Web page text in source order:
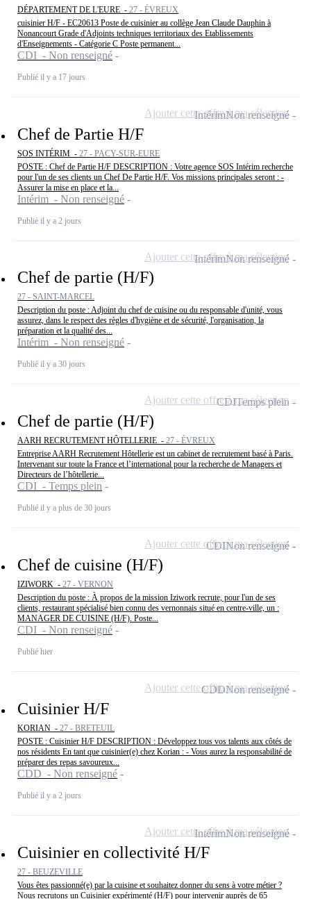
DÉPARTEMENT DE L'EURE - 27 - ÉVREUX
cuisinier H/F - EC20613 Poste de cuisinier au collège Jean Claude Dauphin à
Nonancourt Grade d'Adjoints techniques territoriaux des Etablissements
d'Enseignements - Catégorie C Poste permanent...
CDI - Non renseigné
Publié il y a 17 jours
Chef de Partie H/F
SOS INTÉRIM - 27 - PACY-SUR-EURE
POSTE : Chef de Partie H/F DESCRIPTION : Votre agence SOS Intérim recherche
pour l'un de ses clients un Chef De Partie H/F. Vos missions principales seront : -
Assurer la mise en place et la...
Intérim - Non renseigné
Publié il y a 2 jours
IntérimNon renseigné
Ajouter cette offre à ma sélection
Chef de partie (H/F)
27 - SAINT-MARCEL
Description du poste : Adjoint du chef de cuisine ou du responsable d'unité, vous
assurez, dans le respect des règles d'hygiène et de sécurité, l'organisation, la
préparation et la qualité des...
Intérim - Non renseigné
Publié il y a 30 jours
IntérimNon renseigné
Ajouter cette offre à ma sélection
Chef de partie (H/F)
AARH RECRUTEMENT HÔTELLERIE - 27 - ÉVREUX
Entreprise AARH Recrutement Hôtellerie est un cabinet de recrutement basé à Paris.
Intervenant sur toute la France et l’international pour la recherche de Managers et
Directeurs de l’hôtellerie...
CDI - Temps plein
Publié il y a plus de 30 jours
CDITemps plein
Ajouter cette offre à ma sélection
Chef de cuisine (H/F)
IZIWORK - 27 - VERNON
Description du poste : À propos de la mission Iziwork recrute, pour l'un de ses
clients, restaurant spécialisé bien connu des vernonnais situé en centre-ville, un :
MANAGER DE CUISINE (H/F). Poste...
CDI - Non renseigné
Publié hier
CDINon renseigné
Ajouter cette offre à ma sélection
Cuisinier H/F
KORIAN - 27 - BRETEUIL
POSTE : Cuisinier H/F DESCRIPTION : Développez tous vos talents aux côtés de
nos résidents En tant que cuisinier(e) chez Korian : - Vous aurez la responsabilité de
préparer des repas savoureux...
CDD - Non renseigné
Publié il y a 2 jours
CDDNon renseigné
Ajouter cette offre à ma sélection
Cuisinier en collectivité H/F
27 - BEUZEVILLE
Vous êtes passionné(e) par la cuisine et souhaitez donner du sens à votre métier ?
Nous recrutons un Cuisinier expérimenté (H/F) pour intervenir auprès de 65
IntérimNon renseigné
Ajouter cette offre à ma sélection